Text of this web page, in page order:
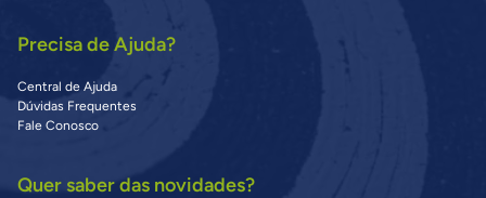
Precisa de Ajuda?
Central de Ajuda
Dúvidas Frequentes
Fale Conosco
Quer saber das novidades?